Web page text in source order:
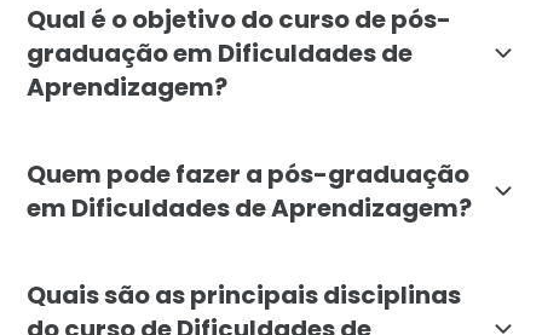
Qual é o objetivo do curso de pós-
graduação em Dificuldades de
Aprendizagem?
Quem pode fazer a pós-graduação
em Dificuldades de Aprendizagem?
Quais são as principais disciplinas